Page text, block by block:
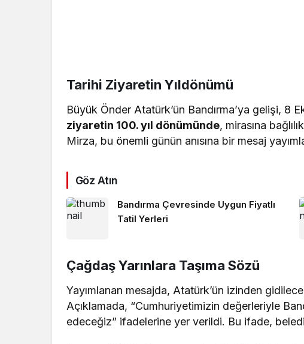
Tarihi Ziyaretin Yıldönümü
Büyük Önder Atatürk’ün Bandırma’ya gelişi, 8
ziyaretin 100. yıl dönümünde, mirasına
Mirza, bu önemli günün anısına bir mesaj
Göz Atın
Bandırma Çevresinde Uygun Fiyatlı
Tatil Yerleri
Çağdaş Yarınlara Taşıma Sözü
Yayımlanan mesajda, Atatürk’ün izinden
Açıklamada, “Cumhuriyetimizin değerleriyle
edeceğiz” ifadelerine yer verildi. Bu ifade,